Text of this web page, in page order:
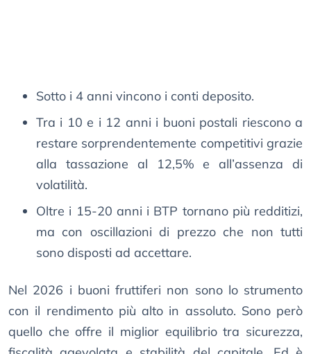
Sotto i 4 anni vincono i conti deposito.
Tra i 10 e i 12 anni i buoni postali riescono a
restare sorprendentemente competitivi grazie
alla tassazione al 12,5% e all’assenza di
volatilità.
Oltre i 15-20 anni i BTP tornano più redditizi,
ma con oscillazioni di prezzo che non tutti
sono disposti ad accettare.
Nel 2026 i buoni fruttiferi non sono lo strumento
con il rendimento più alto in assoluto. Sono però
quello che offre il miglior equilibrio tra sicurezza,